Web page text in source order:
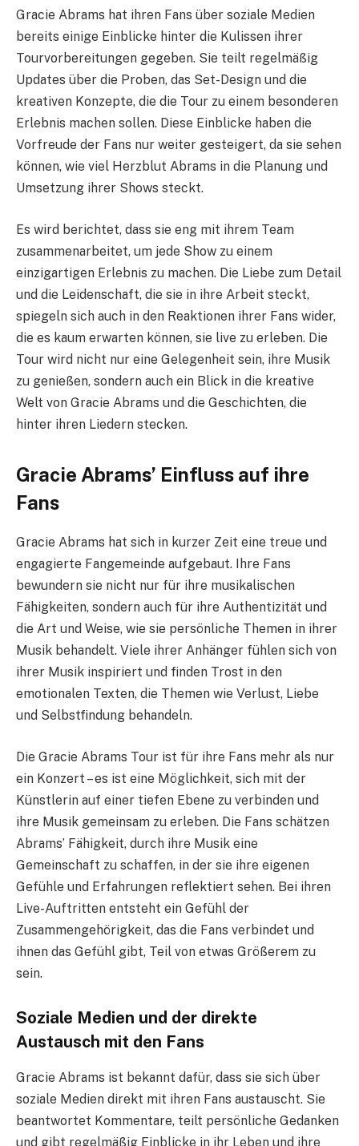
Gracie Abrams hat ihren Fans über soziale Medien
bereits einige Einblicke hinter die Kulissen ihrer
Tourvorbereitungen gegeben. Sie teilt regelmäßig
Updates über die Proben, das Set-Design und die
kreativen Konzepte, die die Tour zu einem besonderen
Erlebnis machen sollen. Diese Einblicke haben die
Vorfreude der Fans nur weiter gesteigert, da sie sehen
können, wie viel Herzblut Abrams in die Planung und
Umsetzung ihrer Shows steckt.
Es wird berichtet, dass sie eng mit ihrem Team
zusammenarbeitet, um jede Show zu einem
einzigartigen Erlebnis zu machen. Die Liebe zum Detail
und die Leidenschaft, die sie in ihre Arbeit steckt,
spiegeln sich auch in den Reaktionen ihrer Fans wider,
die es kaum erwarten können, sie live zu erleben. Die
Tour wird nicht nur eine Gelegenheit sein, ihre Musik
zu genießen, sondern auch ein Blick in die kreative
Welt von Gracie Abrams und die Geschichten, die
hinter ihren Liedern stecken.
Gracie Abrams’ Einfluss auf ihre
Fans
Gracie Abrams hat sich in kurzer Zeit eine treue und
engagierte Fangemeinde aufgebaut. Ihre Fans
bewundern sie nicht nur für ihre musikalischen
Fähigkeiten, sondern auch für ihre Authentizität und
die Art und Weise, wie sie persönliche Themen in ihrer
Musik behandelt. Viele ihrer Anhänger fühlen sich von
ihrer Musik inspiriert und finden Trost in den
emotionalen Texten, die Themen wie Verlust, Liebe
und Selbstfindung behandeln.
Die Gracie Abrams Tour ist für ihre Fans mehr als nur
ein Konzert – es ist eine Möglichkeit, sich mit der
Künstlerin auf einer tiefen Ebene zu verbinden und
ihre Musik gemeinsam zu erleben. Die Fans schätzen
Abrams’ Fähigkeit, durch ihre Musik eine
Gemeinschaft zu schaffen, in der sie ihre eigenen
Gefühle und Erfahrungen reflektiert sehen. Bei ihren
Live-Auftritten entsteht ein Gefühl der
Zusammengehörigkeit, das die Fans verbindet und
ihnen das Gefühl gibt, Teil von etwas Größerem zu
sein.
Soziale Medien und der direkte
Austausch mit den Fans
Gracie Abrams ist bekannt dafür, dass sie sich über
soziale Medien direkt mit ihren Fans austauscht. Sie
beantwortet Kommentare, teilt persönliche Gedanken
und gibt regelmäßig Einblicke in ihr Leben und ihre